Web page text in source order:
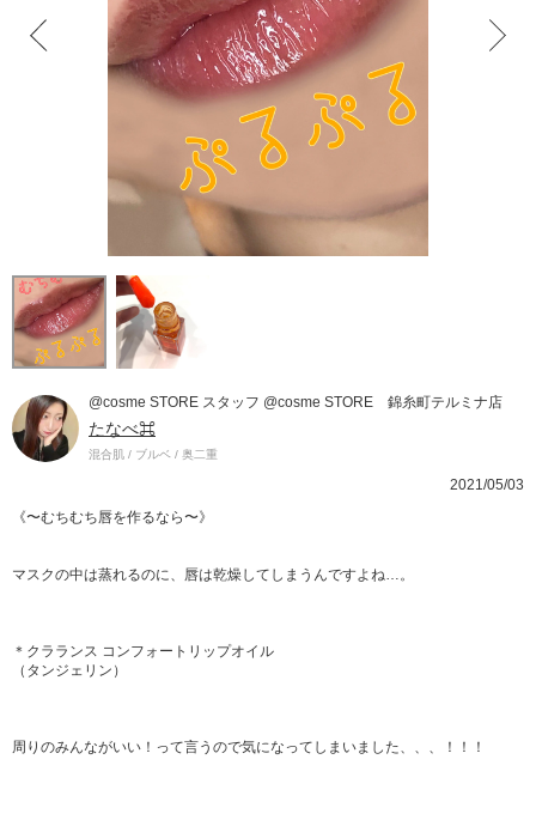
@cosme STORE スタッフ @cosme STORE 錦糸町テルミナ店
たなべ⌘
混合肌 / ブルベ / 奥二重
2021/05/03
《〜むちむち唇を作るなら〜》
マスクの中は蒸れるのに、唇は乾燥してしまうんですよね…。
＊クラランス コンフォートリップオイル
（タンジェリン）
周りのみんながいい！って言うので気になってしまいました、、、！！！